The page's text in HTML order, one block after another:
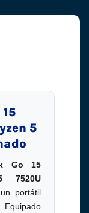
5
Go 15
7520U
portátil
Equipado